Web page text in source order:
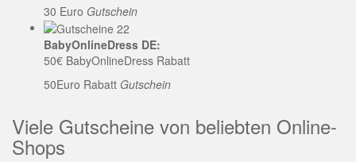
30 Euro Gutschein
BabyOnlineDress DE:
50€ BabyOnlineDress Rabatt
50Euro Rabatt Gutschein
Viele Gutscheine von beliebten Online-
Shops